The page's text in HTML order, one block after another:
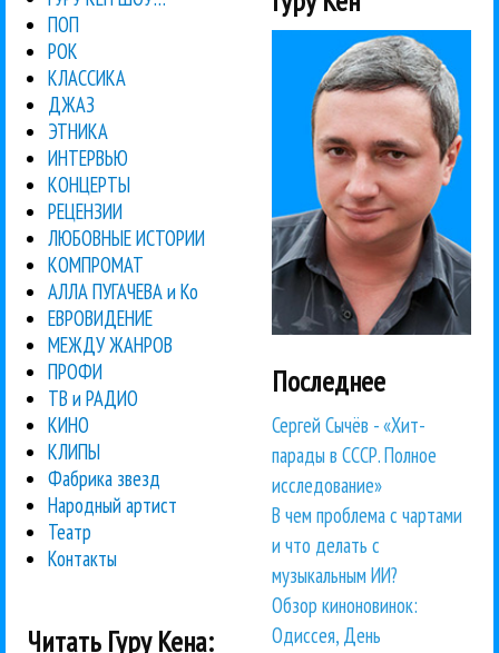
ПОП
РОК
КЛАССИКА
ДЖАЗ
ЭТНИКА
ИНТЕРВЬЮ
КОНЦЕРТЫ
РЕЦЕНЗИИ
ЛЮБОВНЫЕ ИСТОРИИ
КОМПРОМАТ
АЛЛА ПУГАЧЕВА и Ко
ЕВРОВИДЕНИЕ
МЕЖДУ ЖАНРОВ
ПРОФИ
ТВ и РАДИО
КИНО
КЛИПЫ
Фабрика звезд
Народный артист
Театр
Контакты
Читать Гуру Кена:
Последнее
Сергей Сычёв - «Хит-
парады в СССР. Полное
исследование»
В чем проблема с чартами
и что делать с
музыкальным ИИ?
Обзор киноновинок:
Одиссея, День